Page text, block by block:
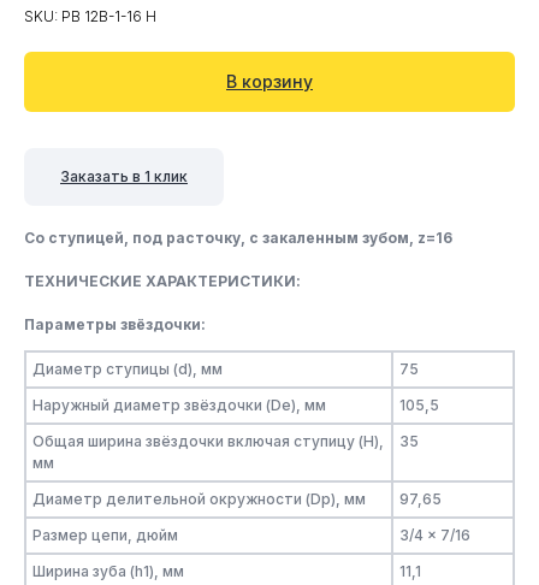
SKU: PB 12B-1-16 Н
В корзину
Заказать в 1 клик
Со ступицей, под расточку, c закаленным зубом, z=16
ТЕХНИЧЕСКИЕ ХАРАКТЕРИСТИКИ:
Параметры звёздочки:
Диаметр ступицы (d), мм
75
Наружный диаметр звёздочки (De), мм
105,5
Общая ширина звёздочки включая ступицу (H),
мм
35
Диаметр делительной окружности (Dp), мм
97,65
Размер цепи, дюйм
3/4 x 7/16
Ширина зуба (h1), мм
11,1